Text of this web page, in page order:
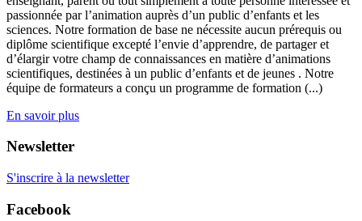
passionnée par l’animation auprès d’un public d’enfants et les
sciences. Notre formation de base ne nécessite aucun prérequis ou
diplôme scientifique excepté l’envie d’apprendre, de partager et
d’élargir votre champ de connaissances en matière d’animations
scientifiques, destinées à un public d’enfants et de jeunes . Notre
équipe de formateurs a conçu un programme de formation (...)
En savoir plus
Newsletter
S'inscrire à la newsletter
Facebook